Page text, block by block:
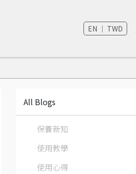
EN ｜ TWD
All Blogs
保養新知
使用教學
使用心得